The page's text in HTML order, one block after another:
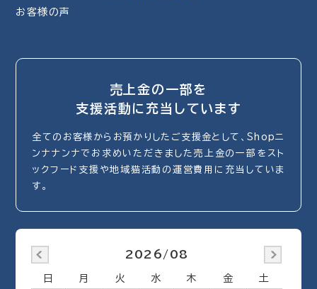
お客様の声
売上金の一部を
支援活動に充当しています
全てのお客様からお預かりしたご支援金として、Shopニ
ンナナンナでお求めいただきました売上金の一部をスト
ックフード支援や地域猫活動の運営費用に充当していま
す。
2026/08
日 月 火 水 木 金 土